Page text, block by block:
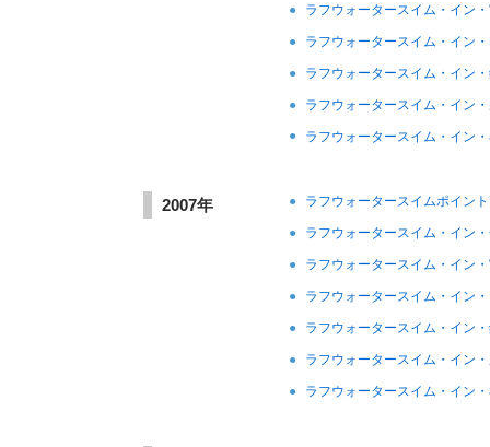
● ラフウォータースイム・イン
● ラフウォータースイム・イン
● ラフウォータースイム・イン
●
ラフウォータースイム・イン
●
ラフウォータースイム・イン
2007年 ● ラフウォータースイムポイン
● ラフウォータースイム・イン
● ラフウォータースイム・イン
● ラフウォータースイム・イン
● ラフウォータースイム・イン
● ラフウォータースイム・イン
● ラフウォータースイム・イン